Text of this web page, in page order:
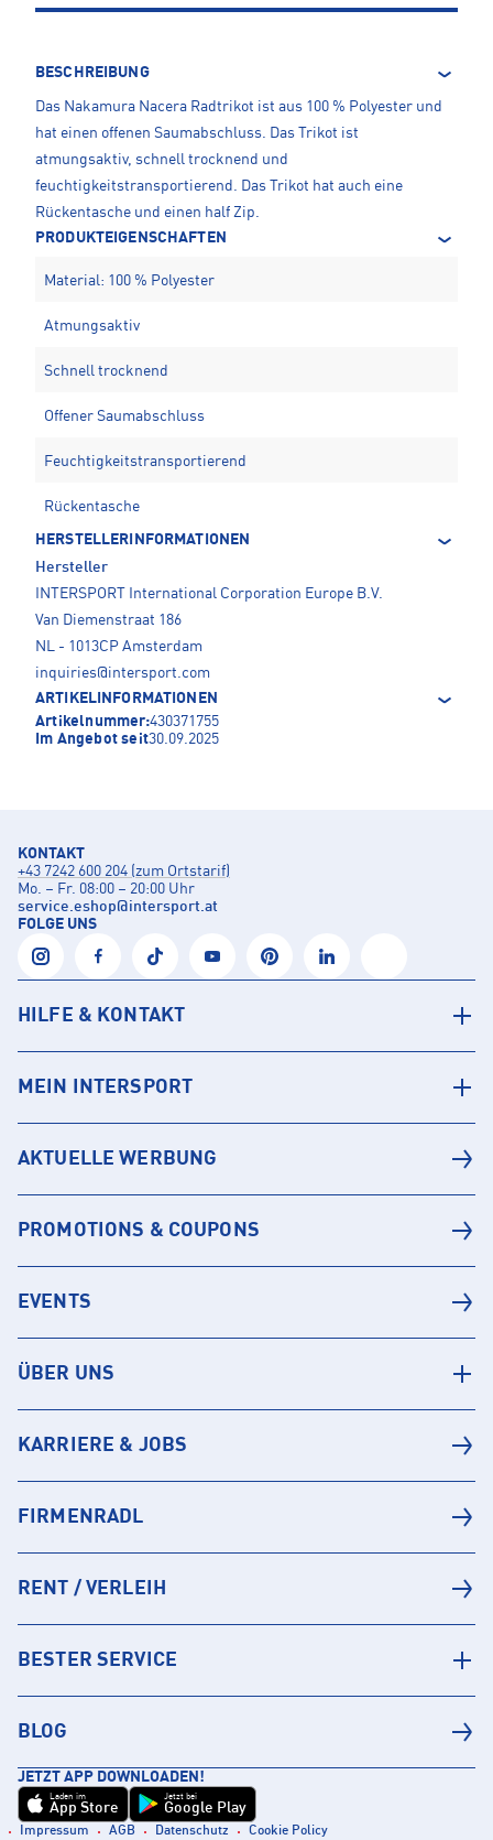
BESCHREIBUNG
Das Nakamura Nacera Radtrikot ist aus 100 % Polyester und
hat einen offenen Saumabschluss. Das Trikot ist
atmungsaktiv, schnell trocknend und
feuchtigkeitstransportierend. Das Trikot hat auch eine
Rückentasche und einen half Zip.
PRODUKTEIGENSCHAFTEN
Material: 100 % Polyester
Atmungsaktiv
Schnell trocknend
Offener Saumabschluss
Feuchtigkeitstransportierend
Rückentasche
HERSTELLERINFORMATIONEN
Hersteller
INTERSPORT International Corporation Europe B.V.
Van Diemenstraat 186
NL - 1013CP Amsterdam
inquiries@intersport.com
ARTIKELINFORMATIONEN
Artikelnummer:430371755
Im Angebot seit30.09.2025
KONTAKT
+43 7242 600 204 (zum Ortstarif)
Mo. – Fr. 08:00 – 20:00 Uhr
service.eshop@intersport.at
FOLGE UNS
HILFE & KONTAKT
MEIN INTERSPORT
AKTUELLE WERBUNG
PROMOTIONS & COUPONS
EVENTS
ÜBER UNS
KARRIERE & JOBS
FIRMENRADL
RENT / VERLEIH
BESTER SERVICE
BLOG
JETZT APP DOWNLOADEN!
Laden im
App Store
Jetzt bei
Google Play
Impressum AGB Datenschutz Cookie Policy